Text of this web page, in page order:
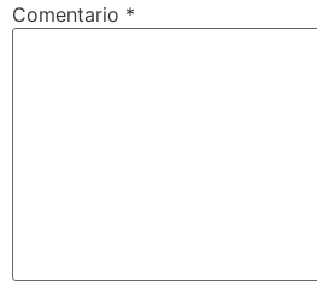
Comentario *